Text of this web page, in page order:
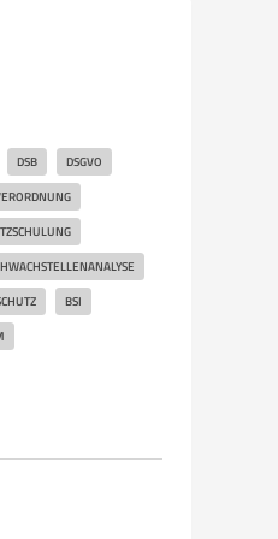
DSB DSGVO
BSI